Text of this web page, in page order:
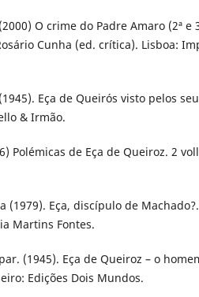
O crime do Padre Amaro (2ª e
Cunha (ed. crítica). Lisboa:
Eça de Queirós visto pelos
& Irmão.
Polémicas de Eça de Queiroz. 2
(1979). Eça, discípulo de
Martins Fontes.
(1945). Eça de Queiroz – o
Edições Dois Mundos.